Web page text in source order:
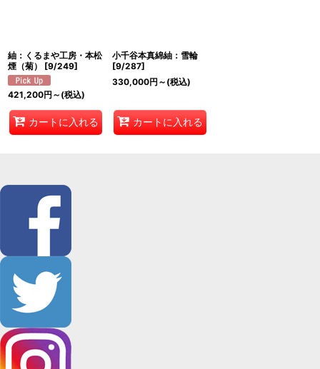
紬：くるまや工房・本松
煙（菊）
[9/249]
421,200円 ～ (税込)
カートに入れる
小千谷本真綿紬：雪輪
[9/287]
330,000円 ～ (税込)
カートに入れる